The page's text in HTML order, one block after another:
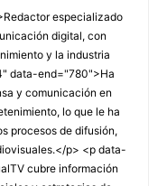
especializado
digital, con
y la industria
data-end="780">Ha
y comunicación en
lo que le ha
procesos de difusión,
p> <p data-
cubre información